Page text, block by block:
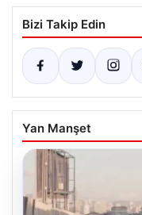
Bizi Takip Edin
Yan Manşet